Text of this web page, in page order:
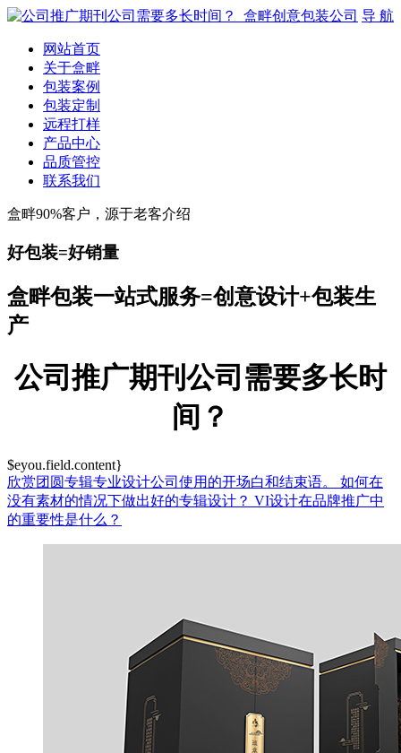
导 航
网站首页
关于盒畔
包装案例
包装定制
远程打样
产品中心
品质管控
联系我们
盒畔90%客户，源于老客介绍
好包装=好销量
盒畔包装一站式服务=创意设计+包装生
产
公司推广期刊公司需要多长时
间？
$eyou.field.content}
欣赏团圆专辑专业设计公司使用的开场白和结束语。 如何在
没有素材的情况下做出好的专辑设计？ VI设计在品牌推广中
的重要性是什么？